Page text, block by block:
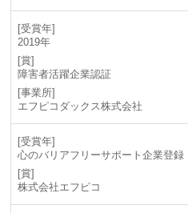
2019年
障害者活躍企業認証
エフピコダックス株式会社
心のバリアフリーサポート企業登録
株式会社エフピコ